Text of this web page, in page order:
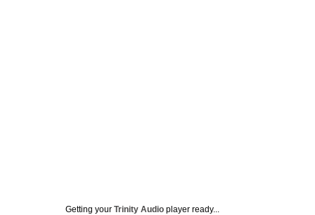
Getting your Trinity Audio player ready...